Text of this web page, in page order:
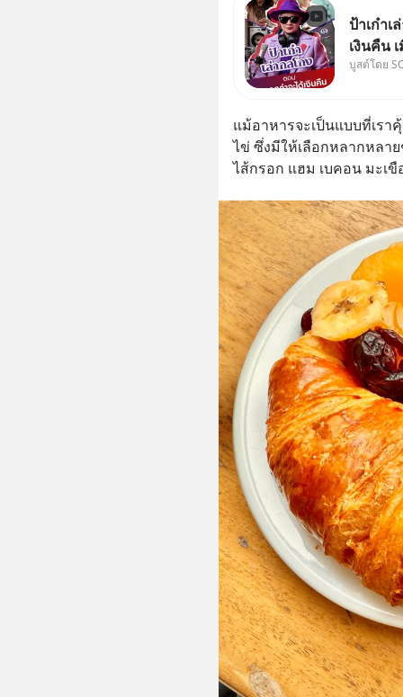
ป้าเก๋าเ
เงินคืน
เรื่องเ
คำตอบ
“เขา
บูสต์โดย
แม้อาหารจะเป็นแบบที่เร
ไข่ ซึ่งมีให้เลือกหลากหลา
ไส้กรอก แฮม เบคอน มะเขื